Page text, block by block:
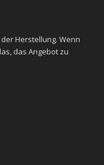
Herstellung. Wenn
das Angebot zu